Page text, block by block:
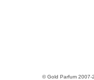
© Gold Parfum